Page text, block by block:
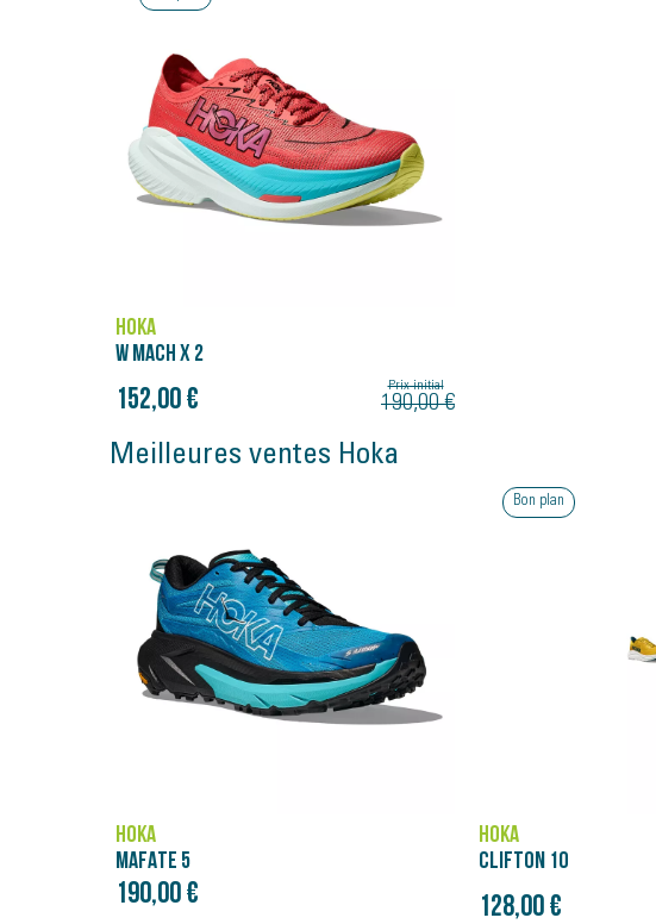
HOKA
W MACH X 2
152,00 € Prix initial
190,00 €
Meilleures ventes Hoka
HOKA
MAFATE 5
190,00 €
Bon plan
HOKA
CLIFTON 10
128,00 €